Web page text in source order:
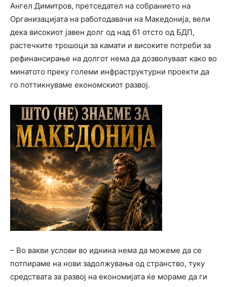
Ангел Димитров, претседател на собранието на
Организацијата на работодавачи на Македонија, вели
дека високиот јавен долг од над 61 отсто од БДП,
растечките трошоци за камати и високите потреби за
рефинансирање на долгот нема да дозволуваат како во
минатото преку големи инфраструктурни проекти да
го поттикнуваме економскиот развој.
– Во вакви услови во иднина нема да можеме да се
потпираме на нови задолжувања од странство, туку
средствата за развој на економијата ќе мораме да ги